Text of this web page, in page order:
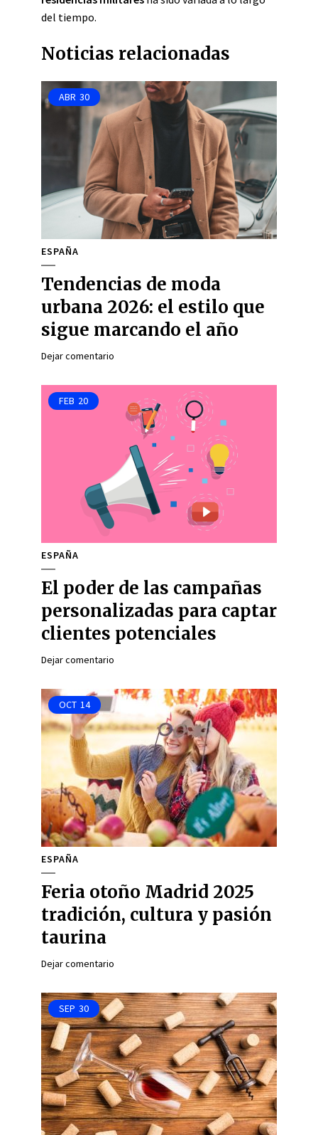
del tiempo.
Noticias relacionadas
ABR 30
ESPAÑA
Tendencias de moda
urbana 2026: el estilo que
sigue marcando el año
Dejar comentario
FEB 20
ESPAÑA
El poder de las campañas
personalizadas para captar
clientes potenciales
Dejar comentario
OCT 14
ESPAÑA
Feria otoño Madrid 2025
tradición, cultura y pasión
taurina
Dejar comentario
SEP 30